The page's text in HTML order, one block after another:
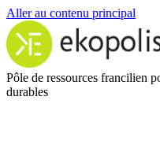
Aller au contenu principal
Pôle de ressources francilien
durables